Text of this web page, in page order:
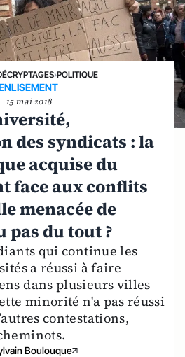
›POLITIQUE
15 mai 2018
des syndicats : la
acquise du
face aux conflits
menacée de
pas du tout ?
qui continue les
a réussi à faire
dans plusieurs villes
minorité n'a pas réussi
contestations,
Boulouque